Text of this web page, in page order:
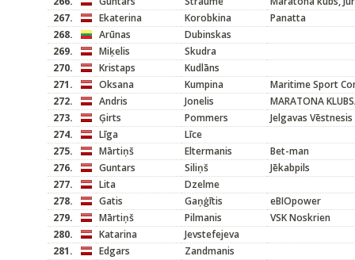
267.
Ekaterina Korobkina
Panatta
268.
Arūnas
Dubinskas
269.
Miķelis
Skudra
270.
Kristaps
Kudlāns
271.
Oksana Kumpina
Maritime Sport
272.
Andris Jonelis
MARATONA
273.
Ģirts Pommers
Jelgavas Vēstnesis
274.
Līga
Līce
275.
Mārtiņš Eltermanis
Bet-man
276.
Guntars Siliņš
Jēkabpils
277.
Lita
Dzelme
278.
Gatis Gaņģītis
eBIOpower
279.
Mārtiņš Pilmanis
VSK Noskrien
280.
Katarina
Jevstefejeva
281.
Edgars
Zandmanis